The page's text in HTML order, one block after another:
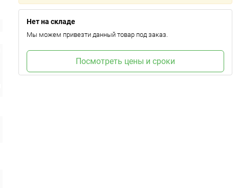
Нет на складе
Мы можем привезти данный товар под заказ.
Посмотреть цены и сроки